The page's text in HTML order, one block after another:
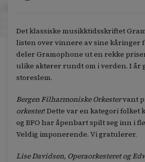
Det klassiske musikktidsskriftet
listen over vinnere av sine kåringer
deler Gramophone ut en rekke
ulike aktører rundt om i verden. I år
storeslem.
Bergen Filharmoniske Orkestervant
orkester! Dette var en kategori folket
og BFO har åpenbart spilt seg inn i
Veldig imponerende. Vi gratulerer.
Lise Davidsen, Operaorkesteret og